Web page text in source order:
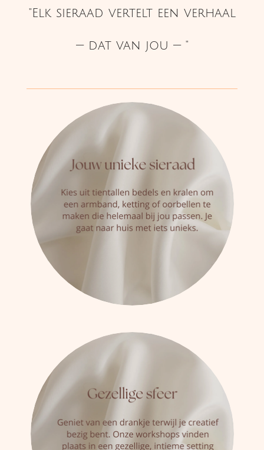
"Elk sieraad vertelt een verhaal
— dat van jou — "